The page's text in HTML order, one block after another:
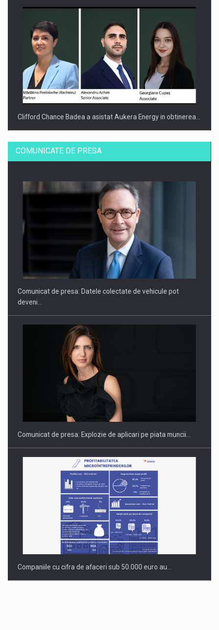
Clifford Chance Badea a asistat Aukera Energy in obtinerea…
SAPTE PERSONALITATI DIN MEDIUL DE AFACERI, ACADEMIC
Hard Enduro Piatra Craiului 2026, fueled by benzinariile RO…
COMUNICATE DE PRESA
Comunicat de presa: Datele colectate de vehicule pot
deveni…
Comunicat de presa: Explozie de aplicari pe piata muncii…
Companiile cu cifra de afaceri sub 50.000 euro au…